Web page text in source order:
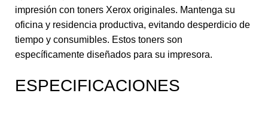
impresión con toners Xerox originales. Mantenga su
oficina y residencia productiva, evitando desperdicio de
tiempo y consumibles. Estos toners son
específicamente diseñados para su impresora.
ESPECIFICACIONES